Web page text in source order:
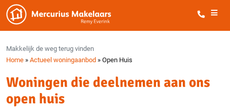
Makkelijk de weg terug vinden
Home » Actueel woningaanbod » Open Huis
Woningen die deelnemen aan ons
open huis